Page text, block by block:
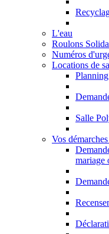
L'eau
Roulons
Numéros
Locations de
Salle
Vos
mariage